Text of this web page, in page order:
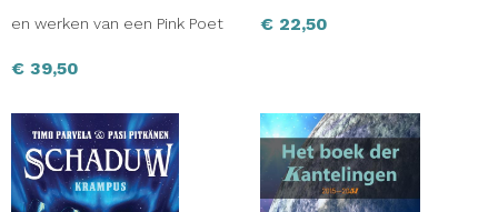
en werken van een Pink Poet
€ 39,50
€ 22,50